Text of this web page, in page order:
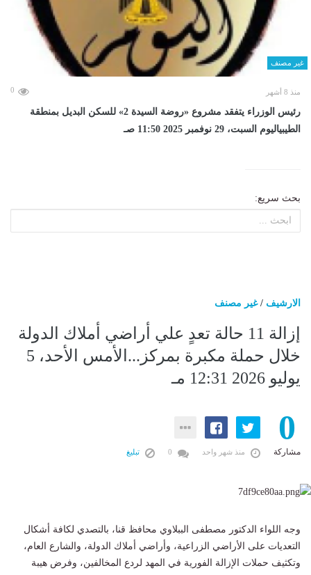
غير مصنف
منذ 8 أشهر 0
رئيس الوزراء يتفقد مشروع «روضة السيدة 2» للسكن البديل بمنطقة
الطيبياليوم السبت، 29 نوفمبر 2025 11:50 صـ
بحث سريع:
الارشيف /غير مصنف
إزالة 11 حالة تعدٍ علي أراضي أملاك الدولة
خلال حملة مكبرة بمركز...الأمس الأحد، 5
يوليو 2026 12:31 مـ
0
مشاركة منذ شهر واحد تبليغ
وجه اللواء الدكتور مصطفى الببلاوي محافظ قنا، بالتصدي لكافة أشكال
التعديات على الأراضي الزراعية، وأراضي أملاك الدولة، والشارع العام،
وتكثيف حملات الإزالة الفورية في المهد لردع المخالفين، وفرض هيبة